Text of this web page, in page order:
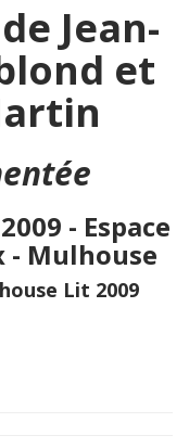
Jean-
et
- Espace
- Mulhouse
Lit 2009